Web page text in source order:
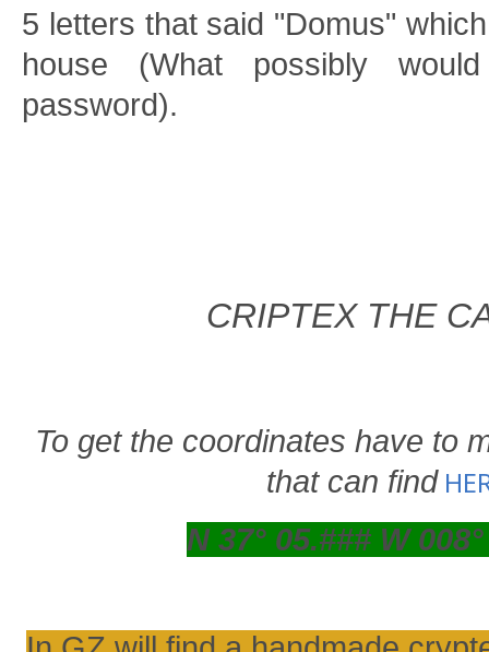
5 letters that said "Domus"
house (What possibly
password).
CRIPTEX THE
To get the coordinates have to
that can find
N 37° 05.### W